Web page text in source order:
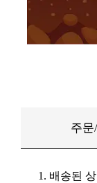
주문
1. 배송된